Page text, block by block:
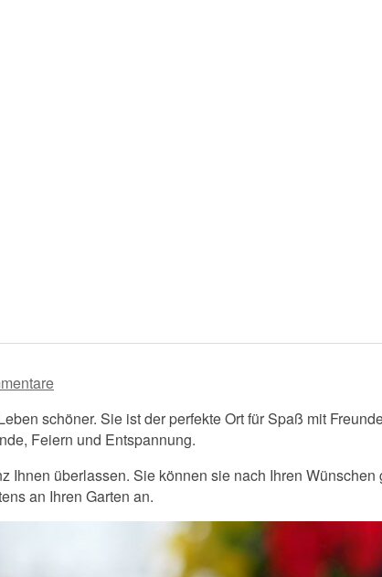
schöner. Sie ist der perfekte Ort für Spaß mit
Feiern und Entspannung.
Ihnen überlassen. Sie können sie nach Ihren
an Ihren Garten an.